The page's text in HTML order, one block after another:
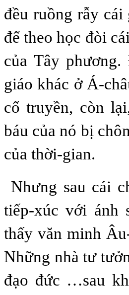
đều ruồng rẫy
để theo học đòi
của Tây
giáo khác ở Á-
cổ truyền, còn
báu của nó bị
của thời-gian.
Nhưng sau cái
tiếp-xúc với ánh
thấy văn minh
Những nhà tư
đạo đức …sau